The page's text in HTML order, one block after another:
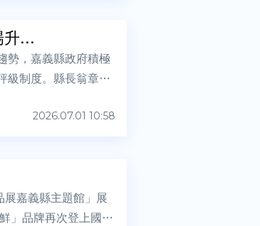
升...
2026.07.01 10:58
勢，嘉義縣政府積極
級制度。縣長翁章梁
嘉義縣主題館」展
」品牌再次登上國際